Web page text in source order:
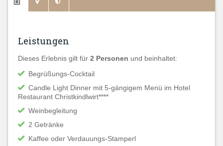
Leistungen
Dieses Erlebnis gilt für 2 Personen und beinhaltet:
Begrüßungs-Cocktail
Candle Light Dinner mit 5-gängigem Menü im Hotel
Restaurant Christkindlwirt****
Weinbegleitung
2 Getränke
Kaffee oder Verdauungs-Stamperl